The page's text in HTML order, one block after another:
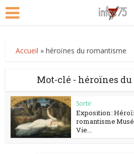
Accueil »héroïnes du romantisme
Mot-clé - héroïnes
Sortir
Exposition :
romantisme
Vie...